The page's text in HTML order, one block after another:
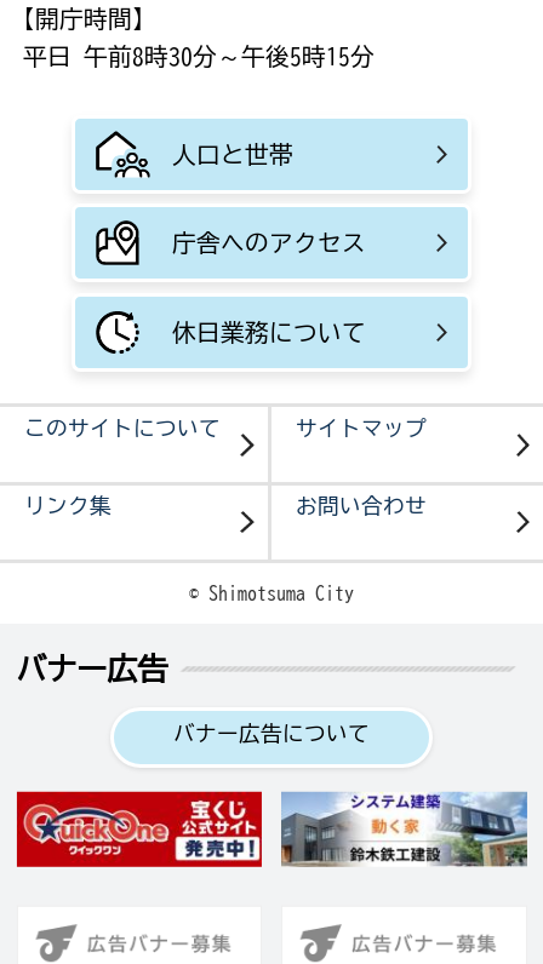
【開庁時間】
平日 午前8時30分～午後5時15分
人口と世帯
庁舎へのアクセス
休日業務について
このサイトについて サイトマップ
リンク集 お問い合わせ
© Shimotsuma City
バナー広告
バナー広告について